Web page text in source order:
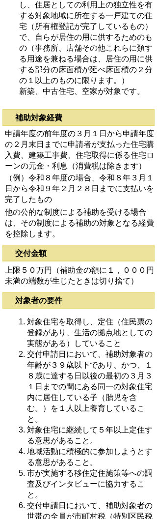
し、住居としての利用上の独立性を有
する対象地域に所在する一戸建ての住
宅（所有権登記が完了しているもの）
で、自らが居住の用に供するためのも
の（事務所、店舗その他これらに類す
る用途を兼ねる場合は、居住の用に供
する部分の床面積が延べ床面積の２分
の１以上のものに限ります。）
新築、中古住宅、空家が対象です。
補助対象経費
申請年度の前年度の３月１日から申請年度
の２月末日までに申請者が支払った住宅購
入費、建築工事費、住宅取得に係る住宅ロ
ーンの元金・利息（消費税は除きます）
（例）令和８年度の場合、令和８年３月１
日から令和９年２月２８日までに支払いを
完了したもの
他の公的な制度による補助を受ける場合
は、その制度による補助の対象となる経費
を控除します。
交付金額
上限５０万円（補助金の額に１，０００円
未満の端数が生じたときは切り捨て）
対象者の要件
対象住宅を取得し、定住（住民票の
登録があり、生活の拠点地としての
実態がある）していること
交付申請日において、補助対象者の
年齢が３９歳以下であり、かつ、１
８歳に達する日以後の最初の３月３
１日までの間にある同一の対象住宅
内に居住している子（胎児を含
む。）を１人以上養育しているこ
と。
対象住宅に継続して５年以上定住す
る意思があること。
地域活動に積極的に参加しようとす
る意思があること。
市が実施する移住定住施策等への調
査及びインタビューに協力するこ
と。
交付申請日において、補助対象者の
世帯の全員が市町村税（特別区民税